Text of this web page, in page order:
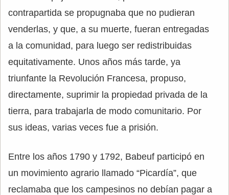
contrapartida se propugnaba que no pudieran
venderlas, y que, a su muerte, fueran entregadas
a la comunidad, para luego ser redistribuidas
equitativamente. Unos años más tarde, ya
triunfante la Revolución Francesa, propuso,
directamente, suprimir la propiedad privada de la
tierra, para trabajarla de modo comunitario. Por
sus ideas, varias veces fue a prisión.
Entre los años 1790 y 1792, Babeuf participó en
un movimiento agrario llamado “Picardía”, que
reclamaba que los campesinos no debían pagar a